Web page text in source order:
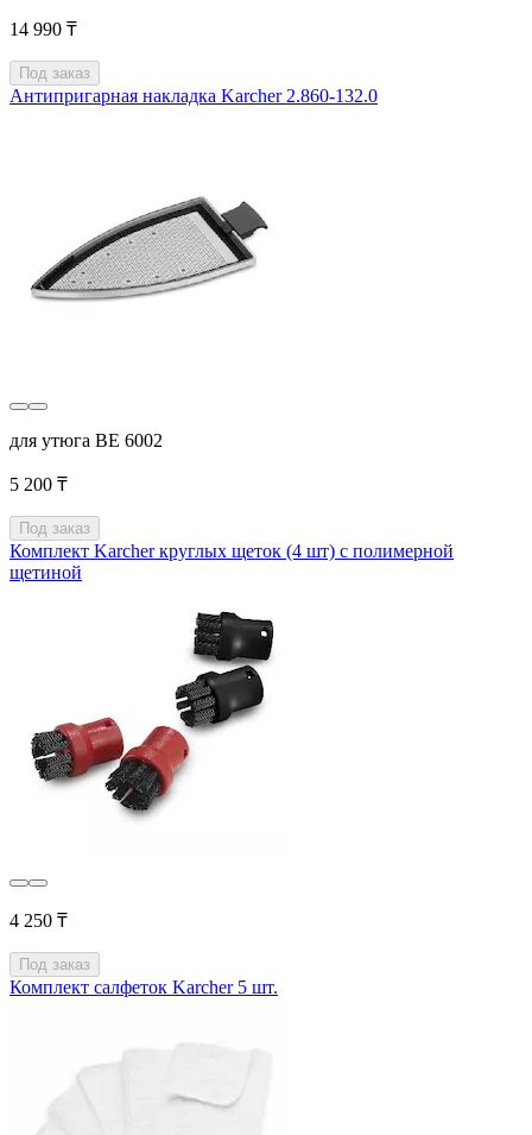
14 990 ₸
Под заказ
Антипригарная накладка Karcher 2.860-132.0
для утюга BE 6002
5 200 ₸
Под заказ
Комплект Karcher круглых щеток (4 шт) с полимерной
щетиной
4 250 ₸
Под заказ
Комплект салфеток Karcher 5 шт.